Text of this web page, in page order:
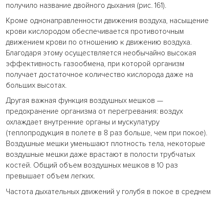
получило название двойного дыхания (рис. 161).
Кроме однонаправленности движения воздуха, насыщение
крови кислородом обеспечивается противоточным
движением крови по отношению к движению воздуха.
Благодаря этому осуществляется необычайно высокая
эффективность газообмена, при которой организм
получает достаточное количество кислорода даже на
больших высотах.
Другая важная функция воздушных мешков —
предохранение организма от перегревания: воздух
охлаждает внутренние органы и мускулатуру
(теплопродукция в полете в 8 раз больше, чем при покое).
Воздушные мешки уменьшают плотность тела, некоторые
воздушные мешки даже врастают в полости трубчатых
костей. Общий объем воздушных мешков в 10 раз
превышает объем легких.
Частота дыхательных движений у голубя в покое в среднем